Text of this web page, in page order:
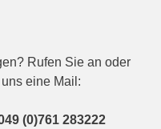
Rufen Sie an oder
eine Mail:
(0)761 283222